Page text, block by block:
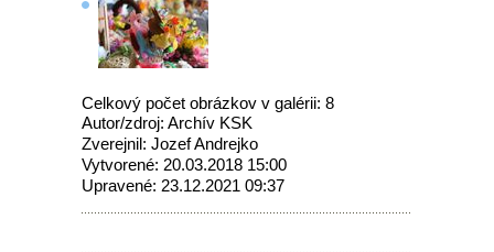
Celkový počet obrázkov v galérii: 8
Autor/zdroj: Archív KSK
Zverejnil: Jozef Andrejko
Vytvorené: 20.03.2018 15:00
Upravené: 23.12.2021 09:37